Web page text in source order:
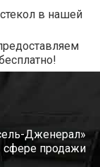
в нашей
Дженерал»
сфере продажи